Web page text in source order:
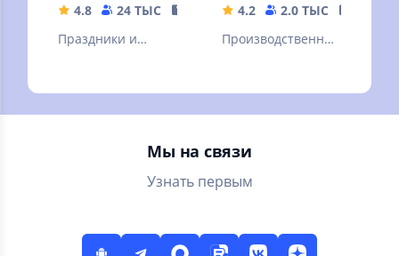
4.8 24 ТЫС
93.29 MB
Праздники и
России. Дни
рождения
4.2 2.0 ТЫС
Производственны
рождений
Мы на связи
Узнать первым